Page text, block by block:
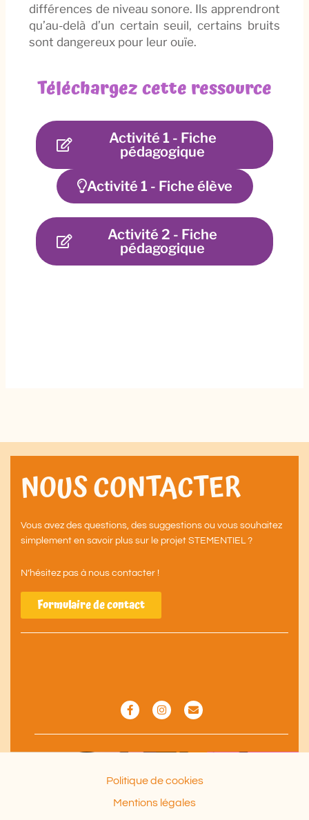
différences de niveau sonore. Ils apprendront
qu’au-delà d’un certain seuil, certains bruits
sont dangereux pour leur ouïe.
Téléchargez cette ressource
Activité 1 - Fiche
pédagogique
Activité 1 - Fiche élève​
Activité 2 - Fiche
pédagogique​
NOUS CONTACTER
Vous avez des questions, des suggestions ou vous souhaitez
simplement en savoir plus sur le projet STEMENTIEL ?
N’hésitez pas à nous contacter !
Formulaire de contact
F
a
e
o
k
-
f
I
n
t
g
a
m
E
n
e
o
e
Politique de cookies
Mentions légales